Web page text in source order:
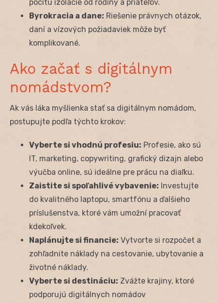
pocitu izolácie od rodiny a priateľov.
Byrokracia a dane: Riešenie právnych otázok,
daní a vízových požiadaviek môže byť
komplikované.
Ako začať s digitálnym
nomádstvom?
Ak vás láka myšlienka stať sa digitálnym nomádom,
postupujte podľa týchto krokov:
Vyberte si vhodnú profesiu: Profesie, ako sú
IT, marketing, copywriting, grafický dizajn alebo
výučba online, sú ideálne pre prácu na diaľku.
Zaistite si spoľahlivé vybavenie: Investujte
do kvalitného laptopu, smartfónu a ďalšieho
príslušenstva, ktoré vám umožní pracovať
kdekoľvek.
Naplánujte si financie: Vytvorte si rozpočet a
zohľadnite náklady na cestovanie, ubytovanie a
životné náklady.
Vyberte si destináciu: Zvážte krajiny, ktoré
podporujú digitálnych nomádov